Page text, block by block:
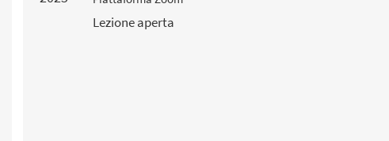
Lezione aperta